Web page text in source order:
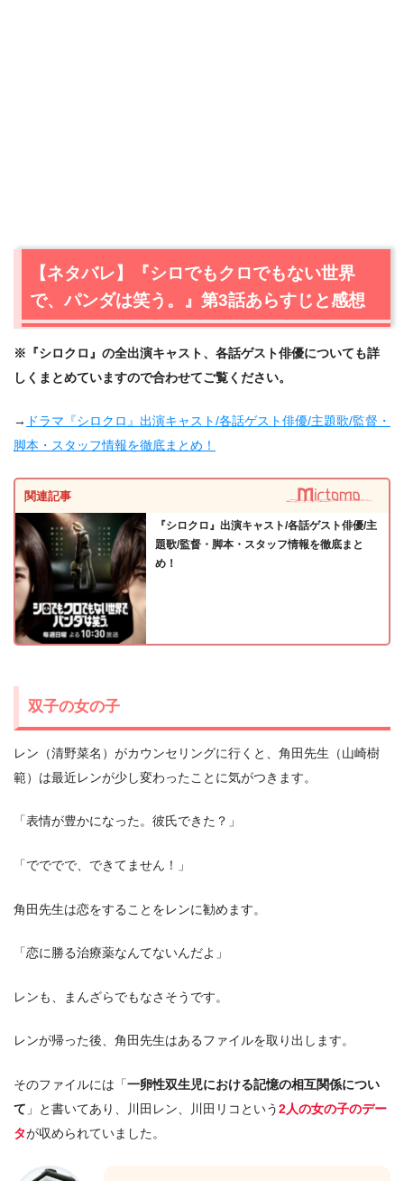
【ネタバレ】『シロでもクロでもない世界
で、パンダは笑う。』第3話あらすじと感想
※『シロクロ』の全出演キャスト、各話ゲスト俳優についても詳
しくまとめていますので合わせてご覧ください。
→ ドラマ『シロクロ』出演キャスト/各話ゲスト俳優/主題歌/監督・
脚本・スタッフ情報を徹底まとめ！
関連記事
『シロクロ』出演キャスト/各話ゲスト俳優/主
題歌/監督・脚本・スタッフ情報を徹底まと
め！
双子の女の子
レン（清野菜名）がカウンセリングに行くと、角田先生（山崎樹
範）は最近レンが少し変わったことに気がつきます。
「表情が豊かになった。彼氏できた？」
「でででで、できてません！」
角田先生は恋をすることをレンに勧めます。
「恋に勝る治療薬なんてないんだよ」
レンも、まんざらでもなさそうです。
レンが帰った後、角田先生はあるファイルを取り出します。
そのファイルには「一卵性双生児における記憶の相互関係につい
て 」と書いてあり、川田レン、川田リコという2人の女の子のデー
タが収められていました。